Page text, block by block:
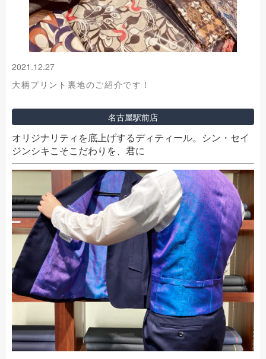
2021.12.27
大柄プリント裏地のご紹介です！
名古屋駅前店
オリジナリティを底上げするディティール。シン・セイ
ジンシキこそこだわりを、君に